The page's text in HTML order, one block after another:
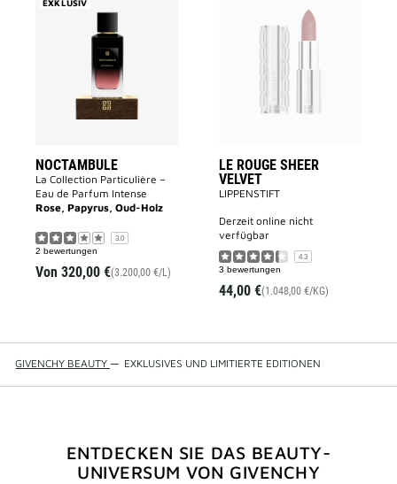
EXKLUSIV
NOCTAMBULE
La Collection Particulière –
Eau de Parfum Intense
Rose, Papyrus, Oud-Holz
3.0
2 bewertungen
Von 320,00 €(3.200,00 €/L)
LE ROUGE SHEER
VELVET
LIPPENSTIFT
derzeit online nicht
verfügbar
4.3
3 bewertungen
44,00 €(1.048,00 €/KG)
GIVENCHY BEAUTY — EXKLUSIVES UND LIMITIERTE EDITIONEN
ENTDECKEN SIE DAS BEAUTY-
UNIVERSUM VON GIVENCHY